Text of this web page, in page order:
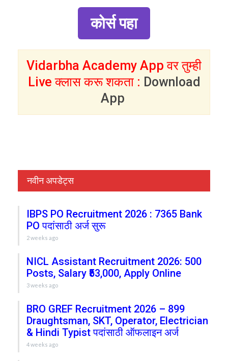
कोर्स पहा
Vidarbha Academy App वर तुम्ही
Live क्लास करू शकता : Download
App
नवीन अपडेट्स
IBPS PO Recruitment 2026 : 7365 Bank
PO पदांसाठी अर्ज सुरू
2 weeks ago
NICL Assistant Recruitment 2026: 500
Posts, Salary ₹53,000, Apply Online
3 weeks ago
BRO GREF Recruitment 2026 – 899
Draughtsman, SKT, Operator, Electrician
& Hindi Typist पदांसाठी ऑफलाइन अर्ज
4 weeks ago